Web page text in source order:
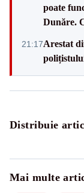
poate
Dunăre.
21:17Arestat
Distribuie
Mai multe